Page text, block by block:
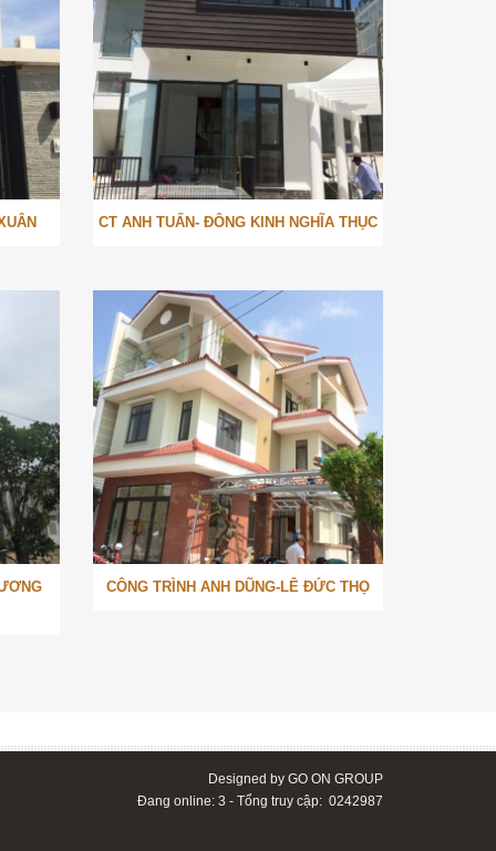
CT ANH TUẤN- ĐÔNG KINH NGHĨA THỤC
CÔNG TRÌNH ANH DŨNG-LÊ ĐỨC THỌ
Designed by GO ON GROUP
Đang online: 3 - Tổng truy cập: 0242987